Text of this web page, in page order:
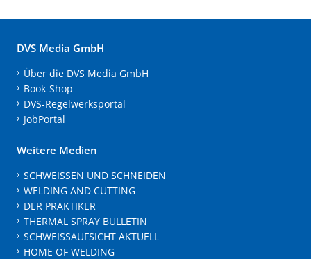
DVS Media GmbH
Über die DVS Media GmbH
Book-Shop
DVS-Regelwerksportal
JobPortal
Weitere Medien
SCHWEISSEN UND SCHNEIDEN
WELDING AND CUTTING
DER PRAKTIKER
THERMAL SPRAY BULLETIN
SCHWEISSAUFSICHT AKTUELL
HOME OF WELDING